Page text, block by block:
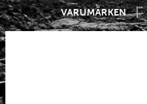
VARUMÄRKEN